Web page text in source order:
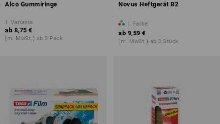
Alco Gummiringe
1 Variante
ab 8,75 €
(m. MwSt.) ab 3 Pack
Novus Heftgerät B2
1 Farbe
ab 9,59 €
(m. MwSt.) ab 3 Stück